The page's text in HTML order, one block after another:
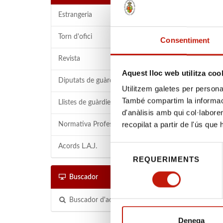
Consentiment
Aquest lloc web utilitza
Utilitzem galetes per
També compartim la
d'anàlisis amb qui
recopilat a partir de l'ús que
REQUERIMENTS
Denega
Estrangeria
Torn d'ofici
Revista
Diputats de guàrdia
Llistes de guàrdies
Normativa Professional
Acords L.A.J.
Buscador
Buscador d'advocats
Podeu
el vostre
Programa
de
Quines
El